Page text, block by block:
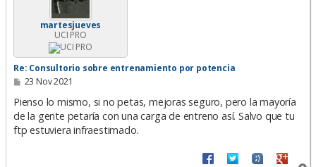
martesjueves
UCI PRO
Re: Consultorio sobre entrenamiento por potencia
M
n
a
j
e
23 Nov 2021
Pienso lo mismo, si no petas, mejoras seguro, pero la mayoría
de la gente petaría con una carga de entreno así. Salvo que tu
ftp estuviera infraestimado.